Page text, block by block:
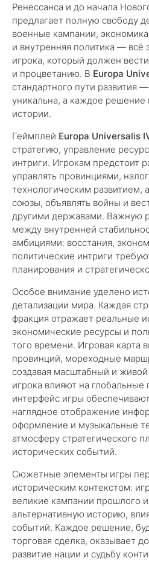
Ренессанса и до начала
предлагает полную свободу
военные кампании,
и внутренняя политика — всё
игрока, который должен
и процветанию. В Europa
стандартного пути развития
уникальна, а каждое
истории.
Геймплей Europa Universalis
стратегию, управление
интриги. Игрокам предстоит
управлять провинциями,
технологическим развитием,
союзы, объявлять войны и
другими державами. Важную
между внутренней
амбициями: восстания,
политические интриги
планирования и
Особое внимание уделено
детализации мира. Каждая
фракция отражает реальные
экономические ресурсы и
того времени. Игровая карта
провинций, мореходные
создавая масштабный и
игрока влияют на глобальные
интерфейс игры
наглядное отображение
оформление и музыкальные
атмосферу стратегического
исторических событий.
Сюжетные элементы игры
историческим контекстом:
великие кампании прошлого
альтернативную историю,
событий. Каждое решение,
торговая сделка, оказывает
развитие нации и судьбу